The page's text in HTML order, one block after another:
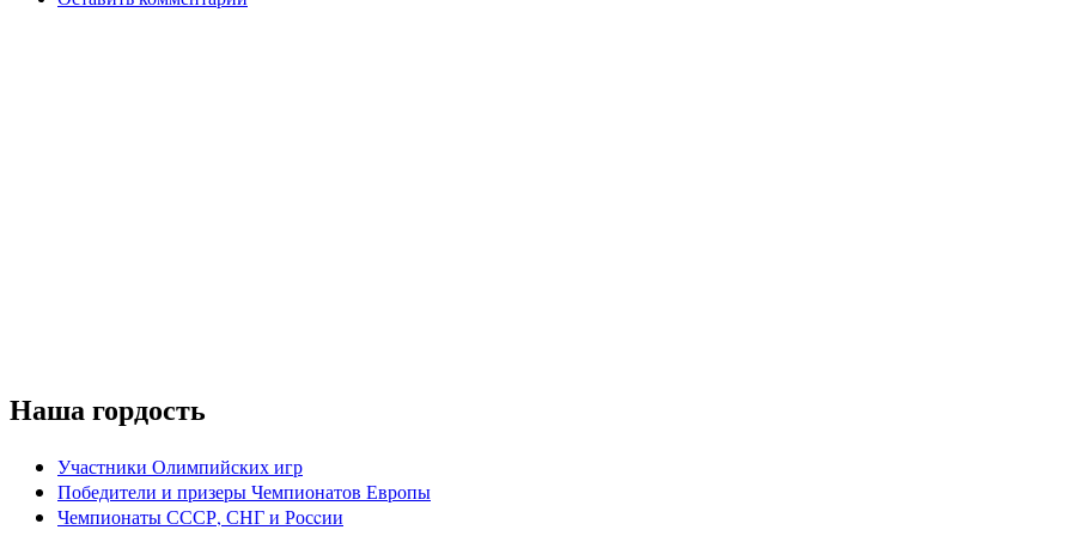
Наша гордость
Участники Олимпийских игр
Победители и призеры Чемпионатов Европы
Чемпионаты СССР, СНГ и Росcии